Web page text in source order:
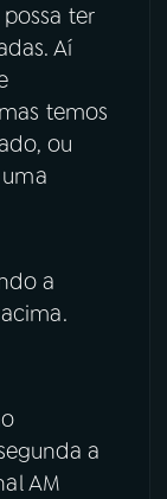
ter
Aí
temos
ou
a
a
AM